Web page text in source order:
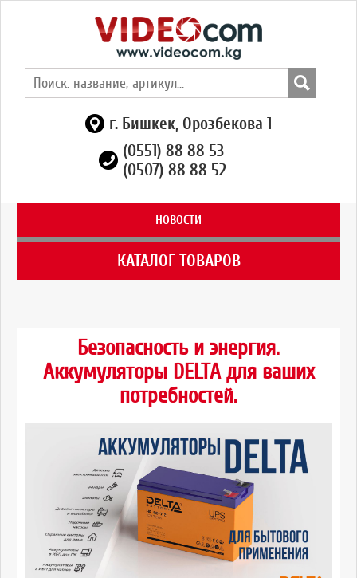
г. Бишкек, Орозбекова 1
(0551) 88 88 53
(0507) 88 88 52
НОВОСТИ
КАТАЛОГ ТОВАРОВ
Безопасность и энергия.
Аккумуляторы DELTA для ваших
потребностей.